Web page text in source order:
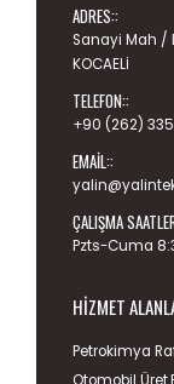
ADRES::
Sanayi Mah /
KOCAELİ
TELEFON::
+90 (262) 335
EMAIL::
ÇALIŞMA
Pzts-Cuma
HIZMET
Petrokimya
Otomobil